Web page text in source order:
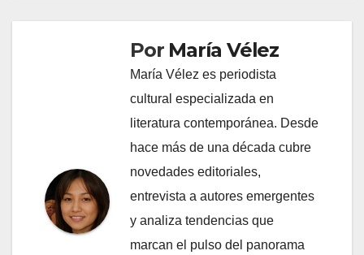
Por María Vélez
María Vélez es periodista
cultural especializada en
literatura contemporánea. Desde
hace más de una década cubre
novedades editoriales,
entrevista a autores emergentes
y analiza tendencias que
marcan el pulso del panorama